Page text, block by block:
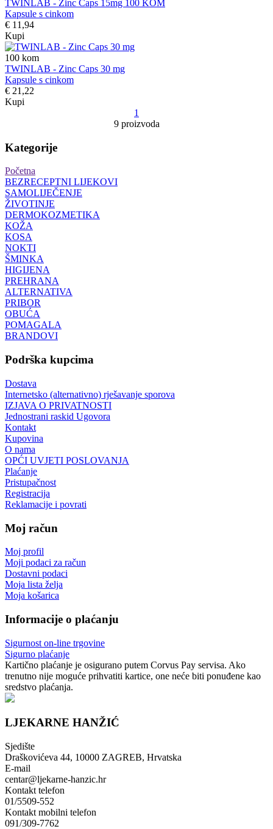
TWINLAB - Zinc Caps 15mg 100 KOM
Kapsule s cinkom
€ 11,94
Kupi
100 kom
TWINLAB - Zinc Caps 30 mg
Kapsule s cinkom
€ 21,22
Kupi
1
9 proizvoda
Kategorije
Početna
BEZRECEPTNI LIJEKOVI
SAMOLIJEČENJE
ŽIVOTINJE
DERMOKOZMETIKA
KOŽA
KOSA
NOKTI
ŠMINKA
HIGIJENA
PREHRANA
ALTERNATIVA
PRIBOR
OBUĆA
POMAGALA
BRANDOVI
Podrška kupcima
Dostava
Internetsko (alternativno) rješavanje sporova
IZJAVA O PRIVATNOSTI
Jednostrani raskid Ugovora
Kontakt
Kupovina
O nama
OPĆI UVJETI POSLOVANJA
Plaćanje
Pristupačnost
Registracija
Reklamacije i povrati
Moj račun
Moj profil
Moji podaci za račun
Dostavni podaci
Moja lista želja
Moja košarica
Informacije o plaćanju
Sigurnost on-line trgovine
Sigurno plaćanje
Kartično plaćanje je osigurano putem Corvus Pay servisa. Ako
trenutno nije moguće prihvatiti kartice, one neće biti ponuđene kao
sredstvo plaćanja.
LJEKARNE HANŽIĆ
Sjedište
Draškovićeva 44, 10000 ZAGREB, Hrvatska
E-mail
centar@ljekarne-hanzic.hr
Kontakt telefon
01/5509-552
Kontakt mobilni telefon
091/309-7762